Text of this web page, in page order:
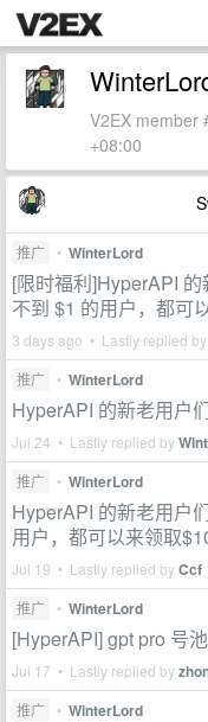
V2EX member
+08:00
推广 • WinterLord
[限时福利]HyperAPI
不到 $1 的用户，都可
3 days ago • Lastly replied by
推广 • WinterLord
HyperAPI 的新老用户
Jul 24 • Lastly replied by
推广 • WinterLord
HyperAPI 的新老用户
用户，都可以来领取
Jul 19 • Lastly replied byCcf
推广 • WinterLord
[HyperAPI] gpt pro 号
Jul 17 • Lastly replied by
推广 • WinterLord